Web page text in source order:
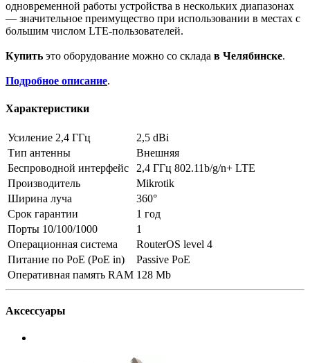
одновременной работы устройства в нескольких диапазонах
— значительное преимущество при использовании в местах с
большим числом LTE-пользователей.
Купить это оборудование можно со склада в Челябинске.
Подробное описание.
Характеристики
Усиление 2,4 ГГц
2,5 dBi
Тип антенны
Внешняя
Беспроводной интерфейс
2,4 ГГц 802.11b/g/n+ LTE
Производитель
Mikrotik
Ширина луча
360°
Срок гарантии
1 год
Порты 10/100/1000
1
Операционная система
RouterOS level 4
Питание по PoE (PoE in)
Passive PoE
Оперативная память RAM 128 Mb
Аксессуары